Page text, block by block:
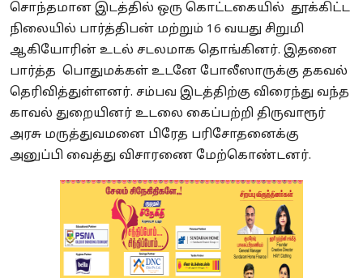
சொந்தமான இடத்தில் ஒரு கொட்டகையில் தூக்கிட்ட
நிலையில் பார்த்திபன் மற்றும் 16 வயது சிறுமி
ஆகியோரின் உடல் சடலமாக தொங்கினர். இதனை
பார்த்த பொதுமக்கள் உடனே போலீஸாருக்கு தகவல்
தெரிவித்துள்ளனர். சம்பவ இடத்திற்கு விரைந்து வந்த
காவல் துறையினர் உடலை கைப்பற்றி திருவாரூர்
அரசு மருத்துவமனை பிரேத பரிசோதனைக்கு
அனுப்பி வைத்து விசாரணை மேற்கொண்டனர்.